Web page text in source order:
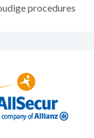
procedures